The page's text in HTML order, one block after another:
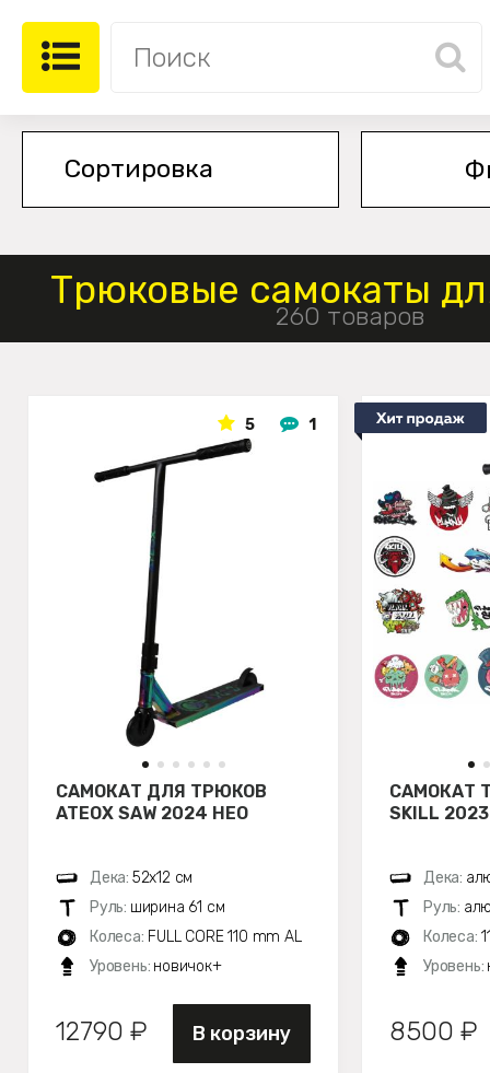
Трюковые самокаты
260 товаров
5 1
САМОКАТ ДЛЯ ТРЮКОВ
ATEOX SAW 2024 НЕО
Дека: 52х12 см
Руль: ширина 61 см
Колеса: FULL CORE 110 mm AL
Уровень: новичок+
12790 ₽ В корзину
САМОКАТ
SKILL
Дека:
Руль:
Колеса:
Уровень:
8500 ₽